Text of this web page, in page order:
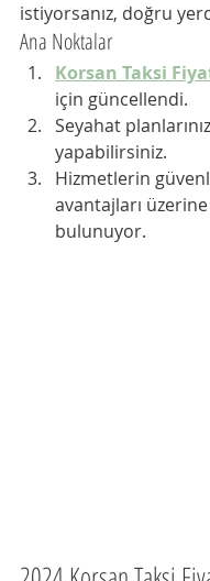
istiyorsanız, doğru
Ana Noktalar
Korsan Taksi
için güncellendi.
Seyahat
yapabilirsiniz.
Hizmetlerin
avantajları
bulunuyor.